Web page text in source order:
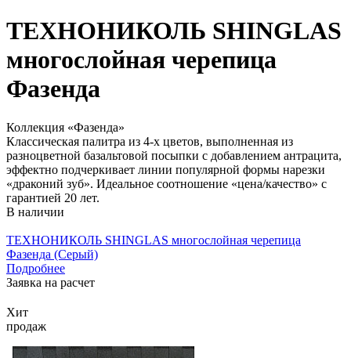
ТЕХНОНИКОЛЬ SHINGLAS
многослойная черепица
Фазенда
Коллекция «Фазенда»
Классическая палитра из 4-х цветов, выполненная из
разноцветной базальтовой посыпки с добавлением антрацита,
эффектно подчеркивает линии популярной формы нарезки
«драконий зуб». Идеальное соотношение «цена/качество» с
гарантией 20 лет.
В наличии
ТЕХНОНИКОЛЬ SHINGLAS многослойная черепица
Фазенда (Серый)
Подробнее
Заявка на расчет
Хит
продаж